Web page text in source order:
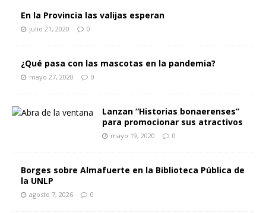
En la Provincia las valijas esperan
julio 21, 2020 0
¿Qué pasa con las mascotas en la pandemia?
mayo 27, 2020 0
Lanzan “Historias bonaerenses”
para promocionar sus atractivos
mayo 19, 2020 0
Borges sobre Almafuerte en la Biblioteca Pública de
la UNLP
agosto 7, 2026 0